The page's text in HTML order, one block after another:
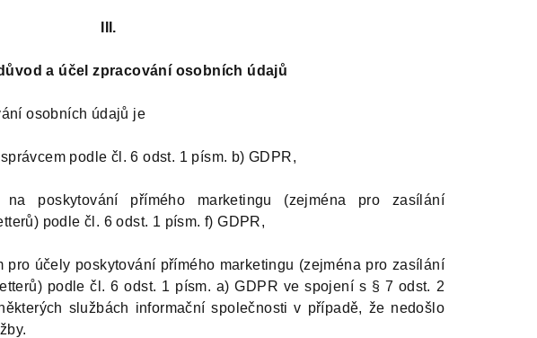
III.
a účel zpracování osobních údajů
osobních údajů je
podle čl. 6 odst. 1 písm. b) GDPR,
na poskytování přímého marketingu (zejména pro zasílání
podle čl. 6 odst. 1 písm. f) GDPR,
pro účely poskytování přímého marketingu (zejména pro zasílání
podle čl. 6 odst. 1 písm. a) GDPR ve spojení s § 7 odst. 2
službách informační společnosti v případě, že nedošlo